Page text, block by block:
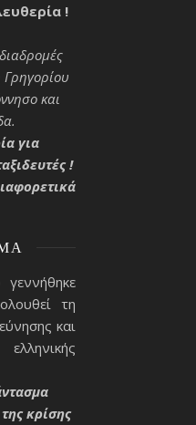
!
και
για
!
τη
και
κρίσης